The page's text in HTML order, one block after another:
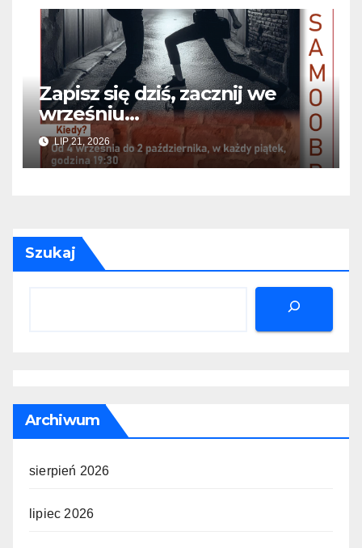
Zapisz się dziś, zacznij we
wrześniu…
LIP 21, 2026
Szukaj
Archiwum
sierpień 2026
lipiec 2026